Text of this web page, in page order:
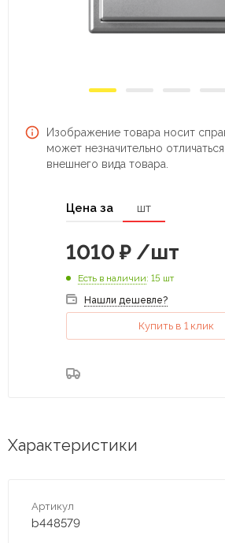
Изображение товара носит
может незначительно
внешнего вида товара.
Цена за шт
1010 ₽ /шт
Есть в наличии: 15 шт
Нашли дешевле?
Купить в 1 клик
Характеристики
Артикул
b448579